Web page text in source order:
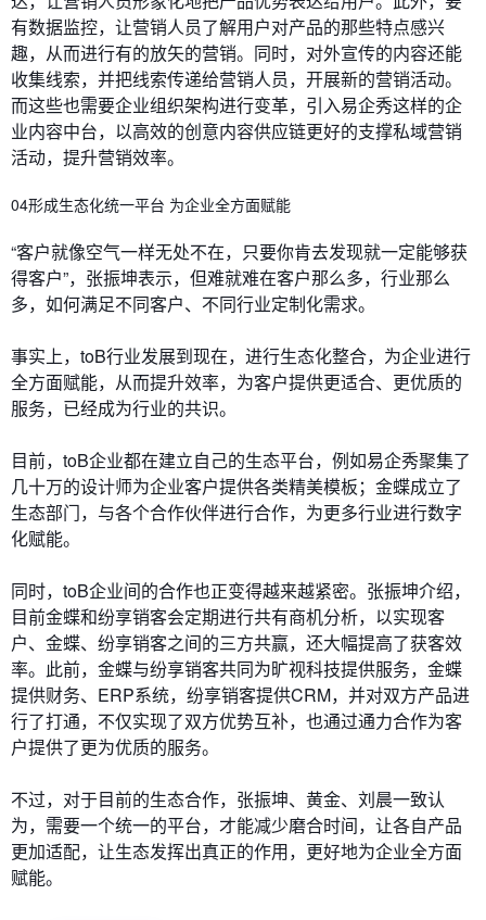
有数据监控，让营销人员了解用户对产品的那些特点感兴
趣，从而进行有的放矢的营销。同时，对外宣传的内容还能
收集线索，并把线索传递给营销人员，开展新的营销活动。
而这些也需要企业组织架构进行变革，引入易企秀这样的企
业内容中台，以高效的创意内容供应链更好的支撑私域营销
活动，提升营销效率。
04形成生态化统一平台 为企业全方面赋能
“客户就像空气一样无处不在，只要你肯去发现就一定能够获
得客户”，张振坤表示，但难就难在客户那么多，行业那么
多，如何满足不同客户、不同行业定制化需求。
事实上，toB行业发展到现在，进行生态化整合，为企业进行
全方面赋能，从而提升效率，为客户提供更适合、更优质的
服务，已经成为行业的共识。
目前，toB企业都在建立自己的生态平台，例如易企秀聚集了
几十万的设计师为企业客户提供各类精美模板；金蝶成立了
生态部门，与各个合作伙伴进行合作，为更多行业进行数字
化赋能。
同时，toB企业间的合作也正变得越来越紧密。张振坤介绍，
目前金蝶和纷享销客会定期进行共有商机分析，以实现客
户、金蝶、纷享销客之间的三方共赢，还大幅提高了获客效
率。此前，金蝶与纷享销客共同为旷视科技提供服务，金蝶
提供财务、ERP系统，纷享销客提供CRM，并对双方产品进
行了打通，不仅实现了双方优势互补，也通过通力合作为客
户提供了更为优质的服务。
不过，对于目前的生态合作，张振坤、黄金、刘晨一致认
为，需要一个统一的平台，才能减少磨合时间，让各自产品
更加适配，让生态发挥出真正的作用，更好地为企业全方面
赋能。